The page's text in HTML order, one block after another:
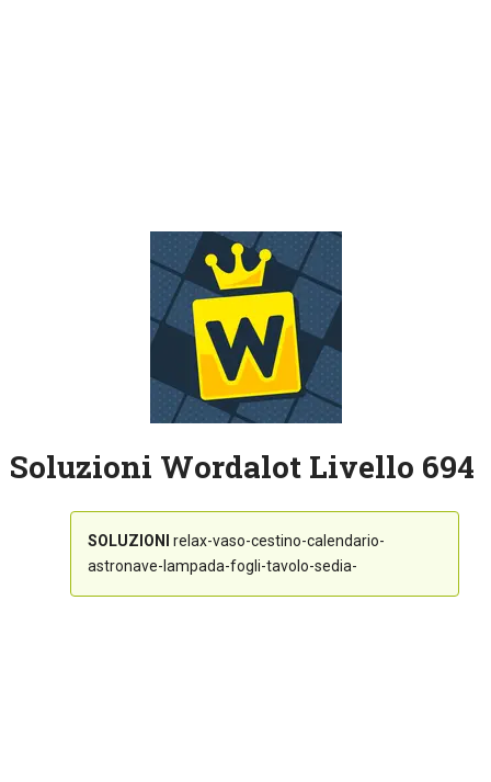
Soluzioni Wordalot Livello 694
SOLUZIONI
relax-vaso-cestino-calendario-
astronave-lampada-fogli-tavolo-sedia-